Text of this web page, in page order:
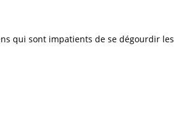
qui sont impatients de se dégourdir les